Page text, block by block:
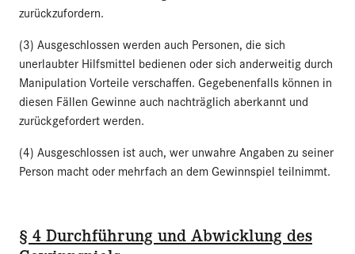
zurückzufordern.
(3) Ausgeschlossen werden auch Personen, die sich
unerlaubter Hilfsmittel bedienen oder sich anderweitig durch
Manipulation Vorteile verschaffen. Gegebenenfalls können in
diesen Fällen Gewinne auch nachträglich aberkannt und
zurückgefordert werden.
(4) Ausgeschlossen ist auch, wer unwahre Angaben zu seiner
Person macht oder mehrfach an dem Gewinnspiel teilnimmt.
§ 4 Durchführung und Abwicklung des